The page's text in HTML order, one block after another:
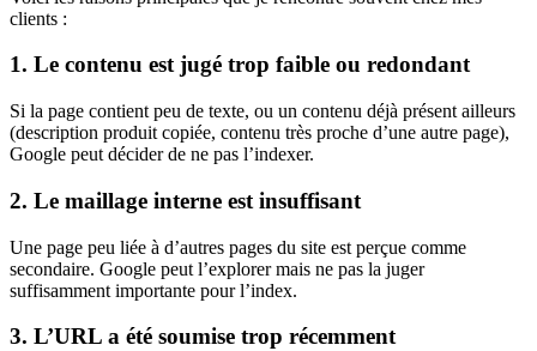
clients :
1. Le contenu est jugé trop faible ou redondant
Si la page contient peu de texte, ou un contenu déjà présent ailleurs
(description produit copiée, contenu très proche d’une autre page),
Google peut décider de ne pas l’indexer.
2. Le maillage interne est insuffisant
Une page peu liée à d’autres pages du site est perçue comme
secondaire. Google peut l’explorer mais ne pas la juger
suffisamment importante pour l’index.
3. L’URL a été soumise trop récemment